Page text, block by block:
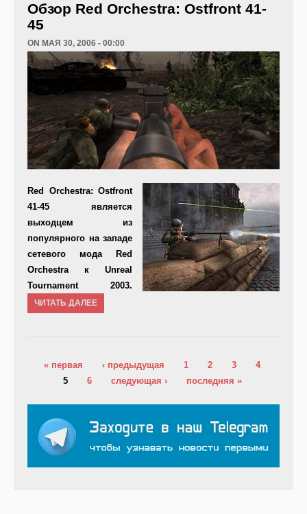
Обзор Red Orchestra: Ostfront 41-
45
ON МАЯ 30, 2006 - 00:00
Red Orchestra: Ostfront
41-45 является
выходцем из
популярного на западе
сетевого мода
Red
Orchestraк Unreal
Tournament 2003.
ЧИТАТЬ ДАЛЕЕ
« первая ‹ предыдущая 1 2 3
4
5
6 следующая › последняя »